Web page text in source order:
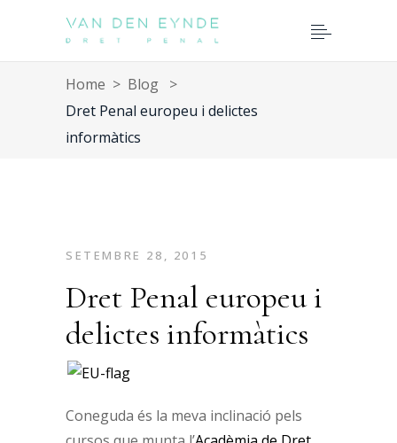
Home > Blog >
Dret Penal europeu i delictes
informàtics
SETEMBRE 28, 2015
Dret Penal europeu i
delictes informàtics
Coneguda és la meva inclinació pels